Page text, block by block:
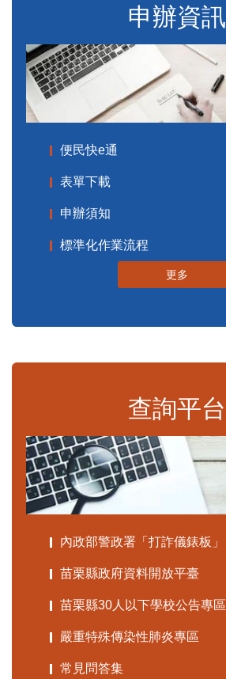
申辦資訊
便民快e通
表單下載
申辦須知
標準化作業流程
更多
查詢平台
內政部警政署「打詐儀錶板」
苗栗縣政府資料開放平臺
苗栗縣30人以下學校公告專區
嚴重特殊傳染性肺炎專區
常見問答集